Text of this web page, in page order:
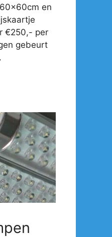
en
€250,- per
gebeurt